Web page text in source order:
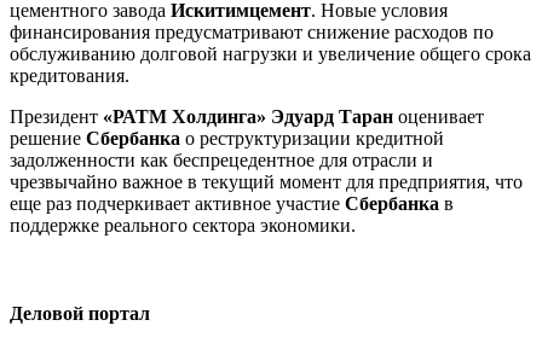
цементного завода Искитимцемент. Новые условия
финансирования предусматривают снижение расходов по
обслуживанию долговой нагрузки и увеличение общего срока
кредитования.
Президент «РАТМ Холдинга» Эдуард Таран оценивает
решение Сбербанка о реструктуризации кредитной
задолженности как беспрецедентное для отрасли и
чрезвычайно важное в текущий момент для предприятия, что
еще раз подчеркивает активное участие Сбербанка в
поддержке реального сектора экономики.
Деловой портал